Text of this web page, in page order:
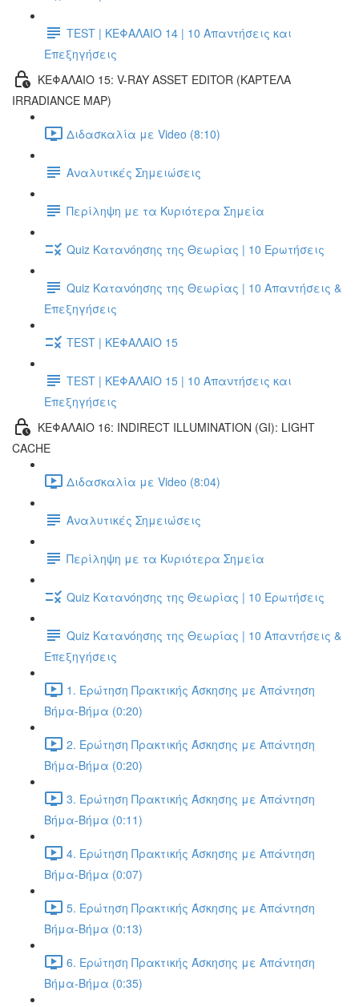
TEST | ΚΕΦΑΛΑΙΟ 14 | 10 Απαντήσεις και
Επεξηγήσεις
ΚΕΦΑΛΑΙΟ 15: V-RAY ASSET EDITOR (ΚΑΡΤΕΛΑ
IRRADIANCE MAP)
Διδασκαλία με Video (8:10)
Αναλυτικές Σημειώσεις
Περίληψη με τα Κυριότερα Σημεία
Quiz Κατανόησης της Θεωρίας | 10 Ερωτήσεις
Quiz Κατανόησης της Θεωρίας | 10 Απαντήσεις &
Επεξηγήσεις
TEST | ΚΕΦΑΛΑΙΟ 15
TEST | ΚΕΦΑΛΑΙΟ 15 | 10 Απαντήσεις και
Επεξηγήσεις
ΚΕΦΑΛΑΙΟ 16: INDIRECT ILLUMINATION (GI): LIGHT
CACHE
Διδασκαλία με Video (8:04)
Αναλυτικές Σημειώσεις
Περίληψη με τα Κυριότερα Σημεία
Quiz Κατανόησης της Θεωρίας | 10 Ερωτήσεις
Quiz Κατανόησης της Θεωρίας | 10 Απαντήσεις &
Επεξηγήσεις
1. Ερώτηση Πρακτικής Άσκησης με Απάντηση
Βήμα-Βήμα (0:20)
2. Ερώτηση Πρακτικής Άσκησης με Απάντηση
Βήμα-Βήμα (0:20)
3. Ερώτηση Πρακτικής Άσκησης με Απάντηση
Βήμα-Βήμα (0:11)
4. Ερώτηση Πρακτικής Άσκησης με Απάντηση
Βήμα-Βήμα (0:07)
5. Ερώτηση Πρακτικής Άσκησης με Απάντηση
Βήμα-Βήμα (0:13)
6. Ερώτηση Πρακτικής Άσκησης με Απάντηση
Βήμα-Βήμα (0:35)